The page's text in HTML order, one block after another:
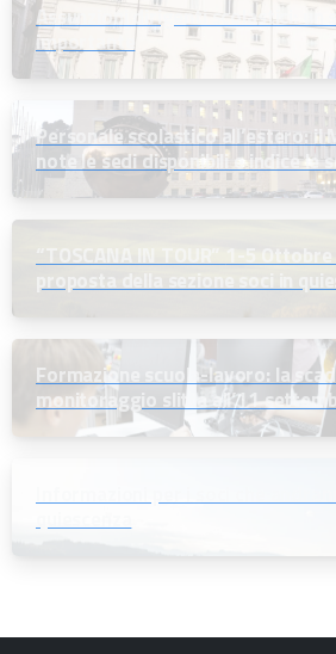
Assunzioni dirigenti scolastici: un
importante
Personale scolastico all’estero: il
note le sedi disponibili e indice le
Formazione scuola-lavoro: la
monitoraggio slitta all’11